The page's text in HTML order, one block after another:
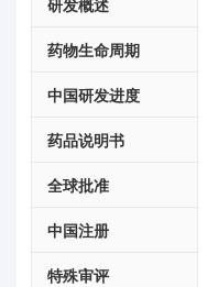
研发概述
药物生命周期
中国研发进度
药品说明书
全球批准
中国注册
特殊审评